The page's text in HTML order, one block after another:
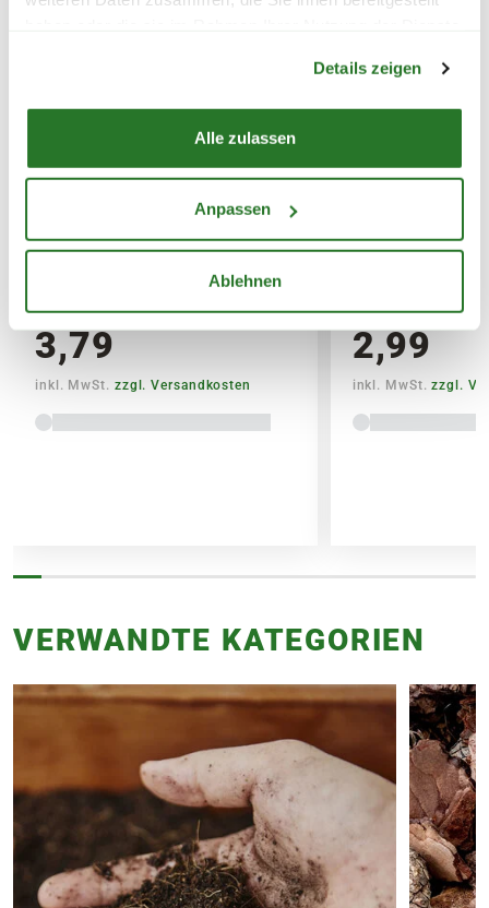
Details zeigen
Alle zulassen
Anpassen
Ablehnen
BLUMEN RISSE Bio-
3,79
inkl. MwSt. zzgl. Versandkosten
BLUMEN
2,99
inkl. MwSt.zzgl.
VERWANDTE KATEGORIEN